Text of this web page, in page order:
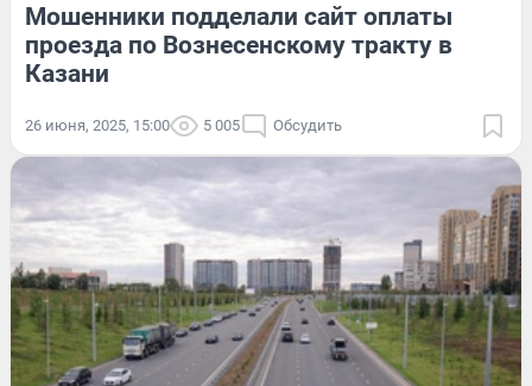
Мошенники подделали сайт оплаты
проезда по Вознесенскому тракту в
Казани
26 июня, 2025, 15:00 5 005 Обсудить